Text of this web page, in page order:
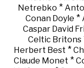
Netrebko *
Conan Doyle *
Caspar David
Celtic Britons
Herbert Best *
Claude Monet *